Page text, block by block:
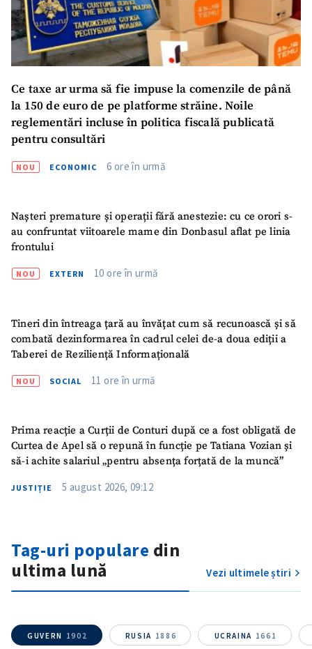
Ce taxe ar urma să fie impuse la comenzile de până
la 150 de euro de pe platforme străine. Noile
reglementări incluse în politica fiscală publicată
pentru consultări
NOU ECONOMIC 6 ore în urmă
Nașteri premature și operații fără anestezie: cu ce orori s-
au confruntat viitoarele mame din Donbasul aflat pe linia
frontului
NOU EXTERN 10 ore în urmă
Tineri din întreaga țară au învățat cum să recunoască și să
combată dezinformarea în cadrul celei de-a doua ediții a
Taberei de Reziliență Informațională
NOU SOCIAL 11 ore în urmă
Prima reacție a Curții de Conturi după ce a fost obligată de
Curtea de Apel să o repună în funcție pe Tatiana Vozian și
să-i achite salariul „pentru absența forțată de la muncă”
JUSTIȚIE 5 august 2026, 09:12
Tag-uri populare din
ultima lună
Vezi ultimele știri
GUVERN 1902 RUSIA 1886 UCRAINA 1661
ȘTIREA MEA
Titlu știre
+ Adaugă titlu
Link media+ Link media
Mesajul știrei
+ Mesajul știrei